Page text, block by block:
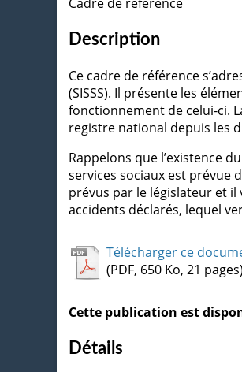
Description
Ce cadre de référence
(SISSS). Il présente les
fonctionnement de celui-ci.
registre national depuis les
Rappelons que l’existence
services sociaux est prévue
prévus par le législateur et
accidents déclarés, lequel
Télécharger ce
(PDF, 650 Ko, 21 pages)
Cette publication est
Détails